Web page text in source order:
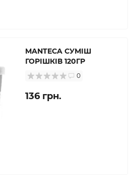
MANTECA СУМІШ
ГОРІШКІВ 120ГР
0
136 грн.